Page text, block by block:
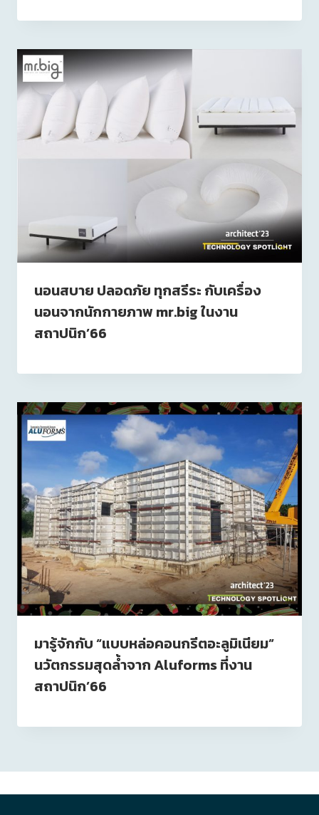
นอนสบาย ปลอดภัย ทุกสรีระ กับเครื่อง
นอนจากนักกายภาพ mr.big ในงาน
สถาปนิก’66
มารู้จักกับ “แบบหล่อคอนกรีตอะลูมิเนียม”
นวัตกรรมสุดล้ำจาก Aluforms ที่งาน
สถาปนิก’66